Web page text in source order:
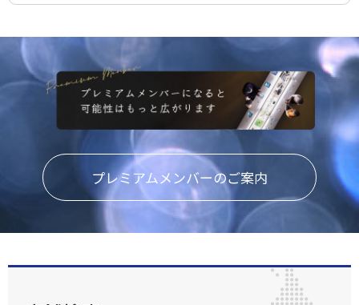
プレミアムメンバーのご案内